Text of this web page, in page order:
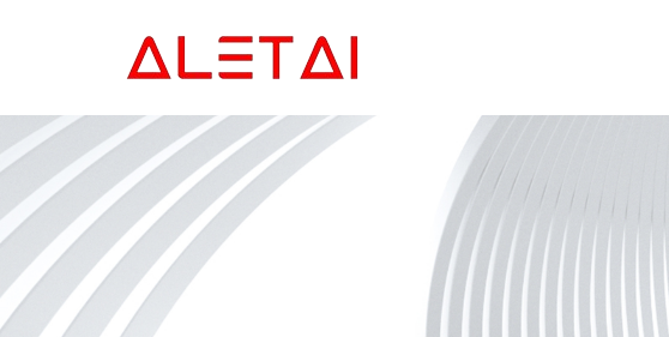
Новости
О Hас
Контакты